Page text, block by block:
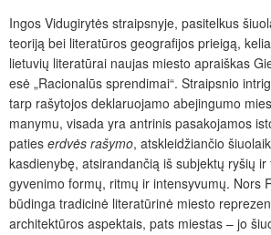
Ingos Vidugirytės straipsnyje, pasitelkus
teoriją bei literatūros geografijos prieigą,
lietuvių literatūrai naujas miesto apraiškas
esė „Racionalūs sprendimai“. Straipsnio
tarp rašytojos deklaruojamo abejingumo
manymu, visada yra antrinis pasakojamos
paties erdvės rašymo, atskleidžiančio
kasdienybę, atsirandančią iš subjektų ryšių ir
gyvenimo formų, ritmų ir intensyvumų. Nors
būdinga tradicinė literatūrinė miesto
architektūros aspektais, pats miestas – jo